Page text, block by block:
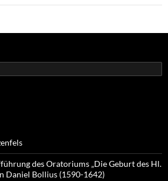
des Oratoriums „Die Geburt des Hl.
Daniel Bollius (1590-1642)